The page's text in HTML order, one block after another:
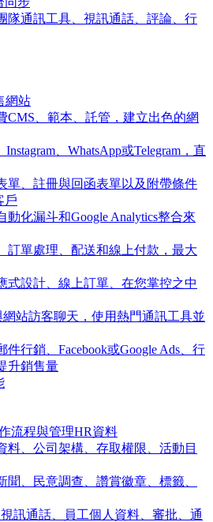
隊通訊工具、視訊通話、評論、行
網站
CMS、範本、託管，建立出色的網
Instagram、WhatsApp或Telegram，直
單、註冊與回函表單以及附帶條件
戶
動化漏斗和Google Analytics整合來
訂單處理、配送和線上付款，最大
式設計、線上訂單、在您掌控之中
網站訪客聊天，使用熱門通訊工具並
件行銷、Facebook或Google Ads、行
升銷售量
流程與管理HR資料
料、公司架構、存取權限、活動目
聞、民意調查、讚賞徽章、標籤、
訊通話、員工個人資料、審批、通